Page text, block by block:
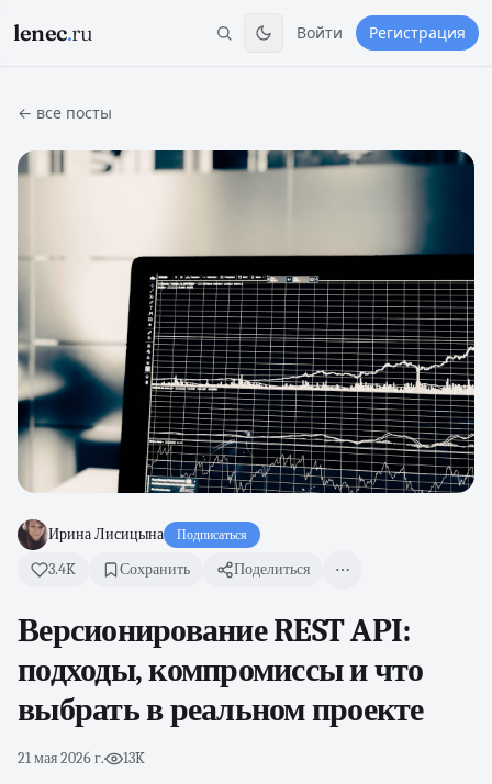
lenec.ru Войти Регистрация
← все посты
Ирина Лисицына Подписаться
3.4K Сохранить Поделиться
Версионирование REST API:
подходы, компромиссы и что
выбрать в реальном проекте
21 мая 2026 г.· 13K